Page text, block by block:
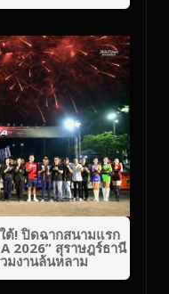
ต้! ปิดฉากสนามแรก
2026” สุราษฎร์ธานี
มงานล้นหลาม